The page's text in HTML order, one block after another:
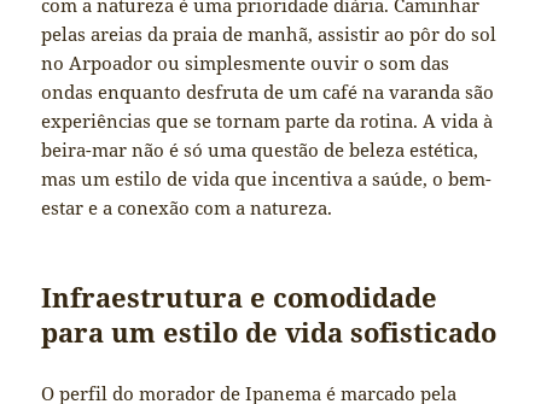
pelas areias da praia de manhã, assistir ao pôr do sol
no Arpoador ou simplesmente ouvir o som das
ondas enquanto desfruta de um café na varanda são
experiências que se tornam parte da rotina. A vida à
beira-mar não é só uma questão de beleza estética,
mas um estilo de vida que incentiva a saúde, o bem-
estar e a conexão com a natureza.
Infraestrutura e comodidade
para um estilo de vida sofisticado
O perfil do morador de Ipanema é marcadopela